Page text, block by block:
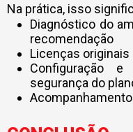
Na prática, isso
Diagnóstico do
recomendação
Licenças
Configuração
segurança do